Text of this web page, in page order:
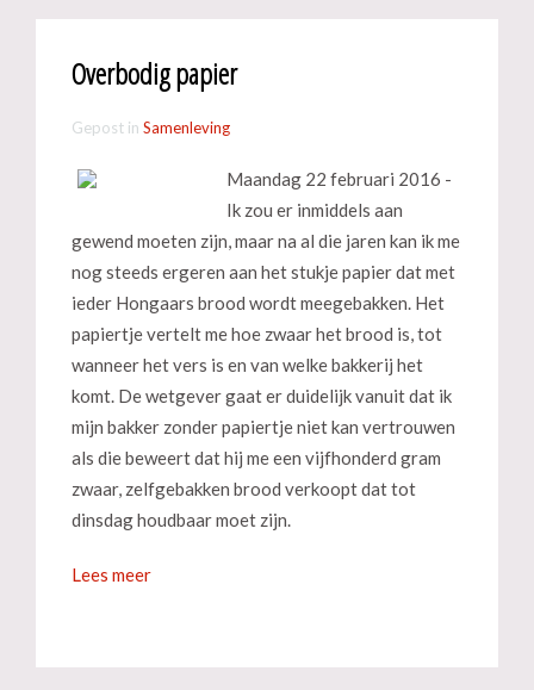
Overbodig papier
Gepost in Samenleving
Maandag 22 februari 2016 -
Ik zou er inmiddels aan
gewend moeten zijn, maar na al die jaren kan ik me
nog steeds ergeren aan het stukje papier dat met
ieder Hongaars brood wordt meegebakken. Het
papiertje vertelt me hoe zwaar het brood is, tot
wanneer het vers is en van welke bakkerij het
komt. De wetgever gaat er duidelijk vanuit dat ik
mijn bakker zonder papiertje niet kan vertrouwen
als die beweert dat hij me een vijfhonderd gram
zwaar, zelfgebakken brood verkoopt dat tot
dinsdag houdbaar moet zijn.
Lees meer